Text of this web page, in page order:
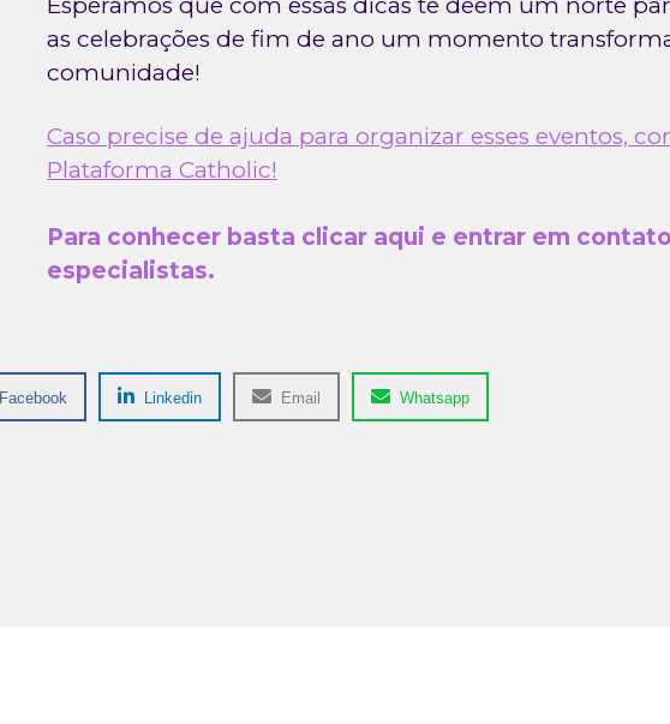
as celebrações de fim de ano um momento
comunidade!
Caso precise de ajuda para organizar esses eventos,
Plataforma Catholic!
Para conhecer basta clicar aqui e entrar em
especialistas.
Facebook Linkedin Email Whatsapp